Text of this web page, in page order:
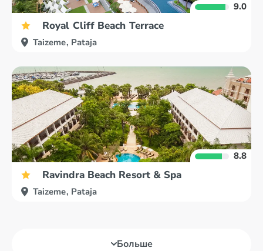
9.0
Royal Cliff Beach Terrace
Taizeme, Pataja
8.8
Ravindra Beach Resort & Spa
Taizeme, Pataja
Больше